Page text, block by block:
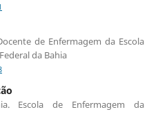
de Enfermagem da Escola
da Bahia
Escola de Enfermagem da